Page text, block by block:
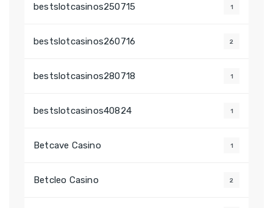
bestslotcasinos250715 1
bestslotcasinos260716 2
bestslotcasinos280718 1
bestslotcasinos40824 1
Betcave Casino 1
Betcleo Casino 2